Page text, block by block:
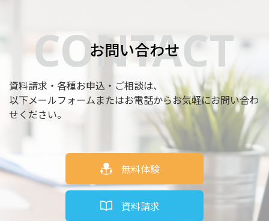
お問い合わせ
資料請求・各種お申込・ご相談は、
以下メールフォームまたはお電話からお気軽にお問い合わ
せください。
無料体験
資料請求